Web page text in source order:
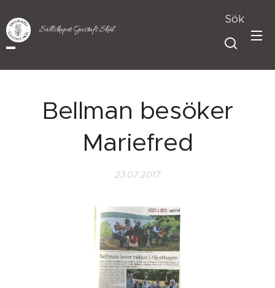
Sällskapet Gustafs Skål
Sök
Bellman besöker
Mariefred
23.07.2017